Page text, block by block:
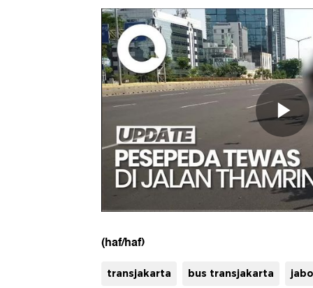
(haf/haf)
transjakarta bus transjakarta